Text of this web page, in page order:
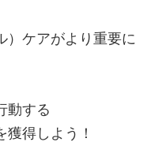
）ケアがより重要に
動する
獲得しよう！